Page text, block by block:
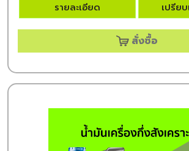
รายละเอียด เปรีย
สั่งซื้อ